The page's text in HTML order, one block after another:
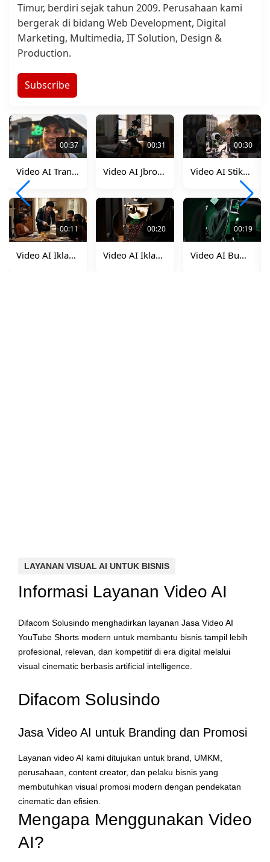
Timur, berdiri sejak tahun 2009. Perusahaan kami
bergerak di bidang Web Development, Digital
Marketing, Multimedia, IT Solution, Design &
Production.
Subscribe
00:37
Video AI Transformasi Gerobak
00:31
Video AI Jbro Character
00:30
Video AI Stikom JB Intern
00:11
Video AI Iklan Magicom
00:20
Video AI Iklan Coffe Aera
00:19
Video AI Bumper Logo JB
LAYANAN VISUAL AI UNTUK BISNIS
Informasi Layanan Video AI
Difacom Solusindo menghadirkan layanan Jasa Video AI
YouTube Shorts modern untuk membantu bisnis tampil lebih
profesional, relevan, dan kompetitif di era digital melalui
visual cinematic berbasis artificial intelligence.
Difacom Solusindo
Jasa Video AI untuk Branding dan Promosi
Layanan video AI kami ditujukan untuk brand, UMKM,
perusahaan, content creator, dan pelaku bisnis yang
membutuhkan visual promosi modern dengan pendekatan
cinematic dan efisien.
Mengapa Menggunakan Video
AI?